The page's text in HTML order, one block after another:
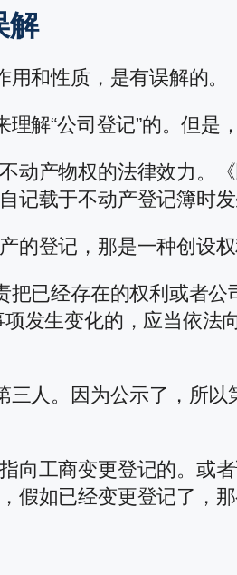
解
和性质，是有误解的。
解“公司登记”的。但是
动产物权的法律效力。
记载于不动产登记簿时
的登记，那是一种创设权
把已经存在的权利或者
发生变化的，应当依法
人。因为公示了，所以
向工商变更登记的。或
假如已经变更登记了，